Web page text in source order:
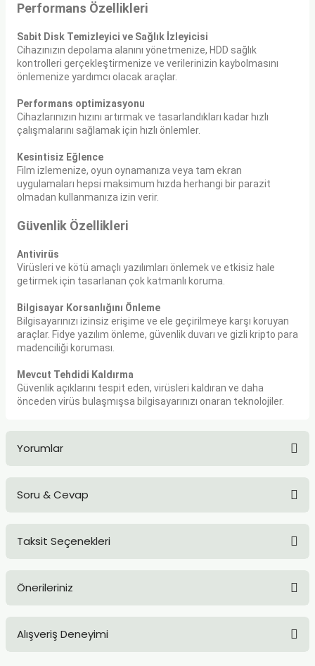
Performans Özellikleri
Sabit Disk Temizleyici ve Sağlık İzleyicisi
Cihazınızın depolama alanını yönetmenize, HDD sağlık
kontrolleri gerçekleştirmenize ve verilerinizin kaybolmasını
önlemenize yardımcı olacak araçlar.
Performans optimizasyonu
Cihazlarınızın hızını artırmak ve tasarlandıkları kadar hızlı
çalışmalarını sağlamak için hızlı önlemler.
Kesintisiz Eğlence
Film izlemenize, oyun oynamanıza veya tam ekran
uygulamaları hepsi maksimum hızda herhangi bir parazit
olmadan kullanmanıza izin verir.
Güvenlik Özellikleri
Antivirüs
Virüsleri ve kötü amaçlı yazılımları önlemek ve etkisiz hale
getirmek için tasarlanan çok katmanlı koruma.
Bilgisayar Korsanlığını Önleme
Bilgisayarınızı izinsiz erişime ve ele geçirilmeye karşı koruyan
araçlar. Fidye yazılım önleme, güvenlik duvarı ve gizli kripto para
madenciliği koruması.
Mevcut Tehdidi Kaldırma
Güvenlik açıklarını tespit eden, virüsleri kaldıran ve daha
önceden virüs bulaşmışsa bilgisayarınızı onaran teknolojiler.
Yorumlar
Soru & Cevap
Taksit Seçenekleri
Önerileriniz
konularda yetersiz gördüğünüz noktaları öneri formunu
Alışveriş Deneyimi